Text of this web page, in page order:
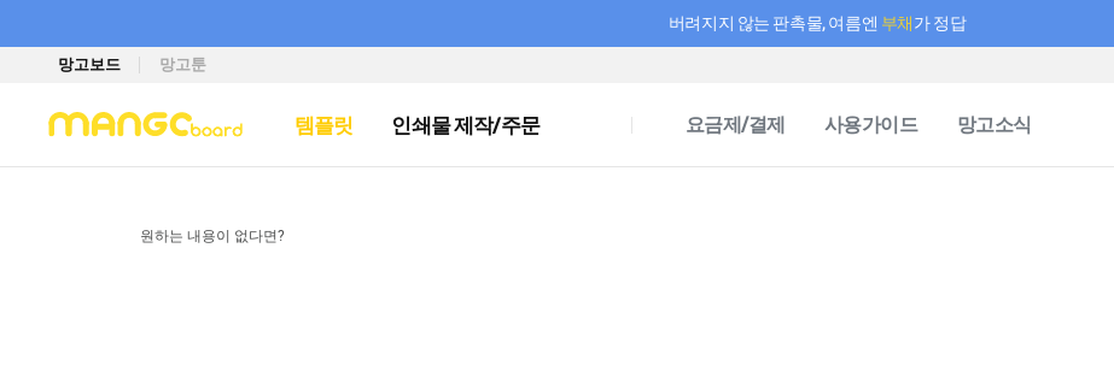
버려지지 않는 판촉물, 여름엔 부채가 정답
망고보드 망고툰
템플릿 인쇄물 제작/주문 요금제/결제 사용가이드 망고소식
원하는 내용이 없다면?